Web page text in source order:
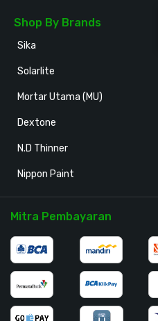
Shop By Brands
Sika
Solarlite
Mortar Utama (MU)
Dextone
N.D Thinner
Nippon Paint
Mitra Pembayaran